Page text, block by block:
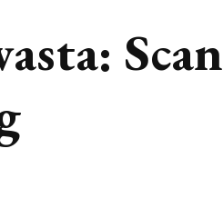
Scan